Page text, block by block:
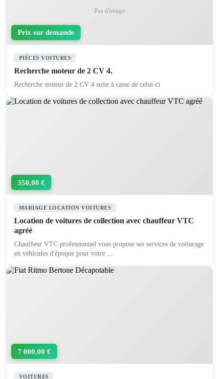
Pas d'image
Prix sur demande
PIÈCES VOITURES
Recherche moteur de 2 CV 4.
Recherche moteur de 2 CV 4 suite à casse de celui-ci
350,00 €
MARIAGE LOCATION VOITURES
Location de voitures de collection avec chauffeur VTC
agréé
Chauffeur VTC professionnel vous propose ses services de voiturage
en véhicules d'époque pour votre ...
7 000,00 €
VOITURES